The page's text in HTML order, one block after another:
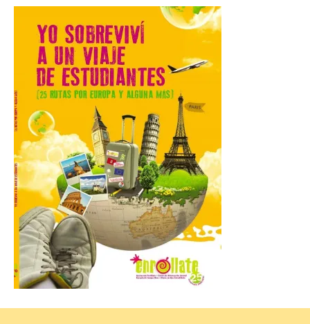
Astorga.
10 Ago 2026
El presidente de la
Diputación de León,
Gerardo Álvarez Courel, y
el vicepresidente Roberto
Aller han participado en el
acto institucional organizado con motivo
del Día de León. Organizada por la
Cámara de Comercio de Gijón, FIDMA es
una feria […]
CIUDEN acoge un nuevo
gran proyecto expositivo
que conecta la obra de
Eduardo Chillida con el
patrimonio industrial